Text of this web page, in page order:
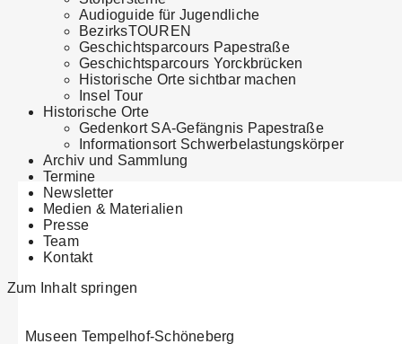
Audioguide für Jugendliche
BezirksTOUREN
Geschichtsparcours Papestraße
Geschichtsparcours Yorckbrücken
Historische Orte sichtbar machen
Insel Tour
Historische Orte
Gedenkort SA-Gefängnis Papestraße
Informationsort Schwer­belastungs­körper
Archiv und Sammlung
Termine
Newsletter
Medien & Materialien
Presse
Team
Kontakt
Zum Inhalt springen
Museen Tempelhof-Schöneberg